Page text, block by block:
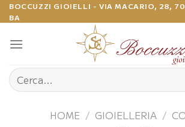
Salta
ai
contenuti
BOCCUZZI GIOIELLI - VIA MACARIO, 28,
BA
Cerca:
HOME / GIOIELLERIA /